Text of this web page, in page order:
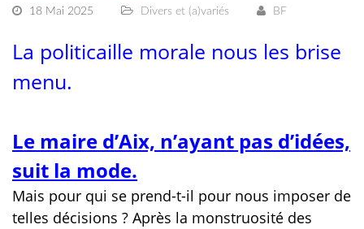
18 Mai 2025 Divers et (a)variés BF
La politicaille morale nous les brise
menu.
Le maire d’Aix, n’ayant pas d’idées,
suit la mode.
Mais pour qui se prend-t-il pour nous imposer de
telles décisions ? Après la monstruosité des